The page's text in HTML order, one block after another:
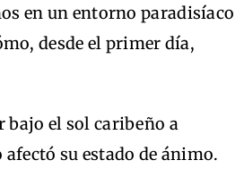
en un entorno paradisíaco
desde el primer día,
bajo el sol caribeño a
su estado de ánimo.